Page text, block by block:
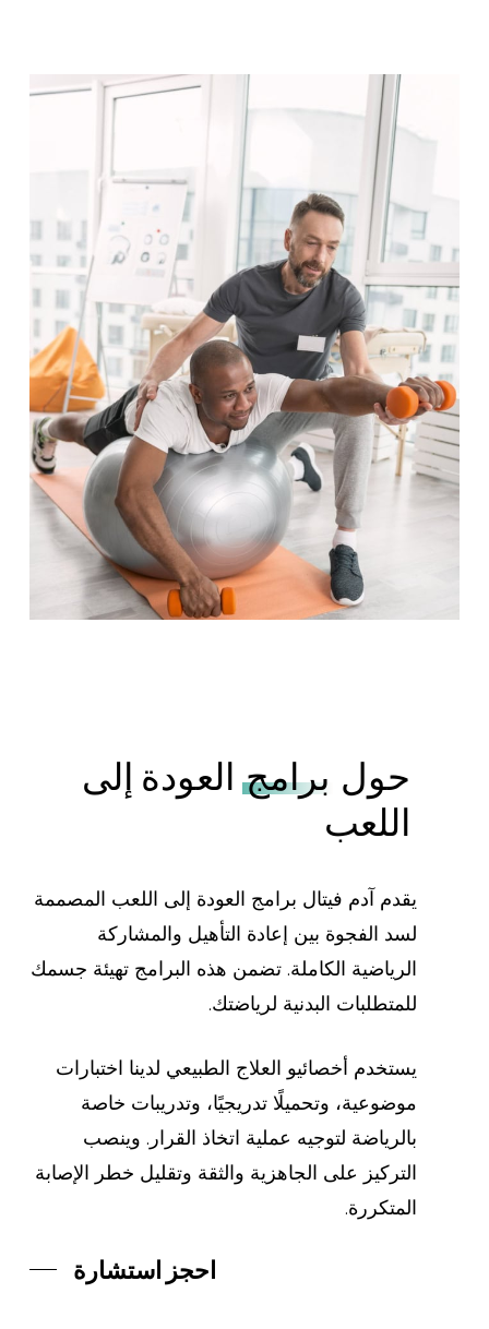
حول برامجالعودة إلى
اللعب
يقدم آدم فيتال برامج العودة إلى اللعب المصممة
لسد الفجوة بين إعادة التأهيل والمشاركة
الرياضية الكاملة. تضمن هذه البرامج تهيئة جسمك
للمتطلبات البدنية لرياضتك.
يستخدم أخصائيو العلاج الطبيعي لدينا اختبارات
موضوعية، وتحميلًا تدريجيًا، وتدريبات خاصة
بالرياضة لتوجيه عملية اتخاذ القرار. وينصب
التركيز على الجاهزية والثقة وتقليل خطر الإصابة
المتكررة.
احجز استشارة